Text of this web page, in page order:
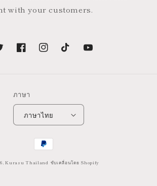
with your customers.
FacebookInstagramTikTokYouTube
ภาษา
ภาษาไทย
วิธี
การ
ชำระ
Kurasu Thailand ขับเคลื่อนโดย Shopify